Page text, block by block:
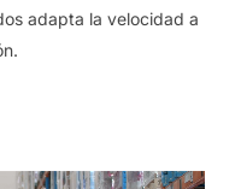
adapta la velocidad a